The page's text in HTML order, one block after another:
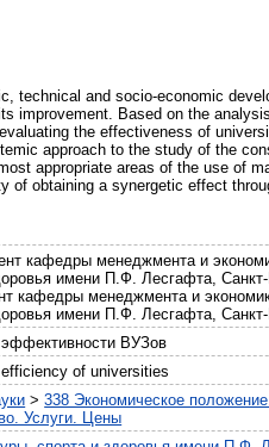
technical and socio-economic
improvement. Based on the
the effectiveness of
approach to the study of the
appropriate areas of the use of
of obtaining a synergetic effect
кафедры менеджмента и
имени П.Ф. Лесгафта,
кафедры менеджмента и
имени П.Ф. Лесгафта,
эффективности ВУЗов
of universities
>338 Экономическое положение.
Услуги. Цены